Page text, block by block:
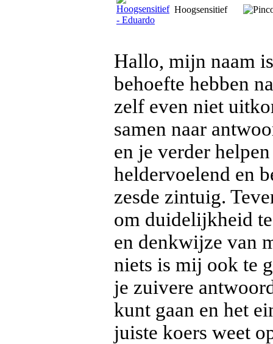
Hoogsensitief
Hallo, mijn naam
behoefte hebben
zelf even niet
samen naar
en je verder
heldervoelend en
zesde zintuig.
om duidelijkheid
en denkwijze van
niets is mij ook te
je zuivere
kunt gaan en het
juiste koers weet